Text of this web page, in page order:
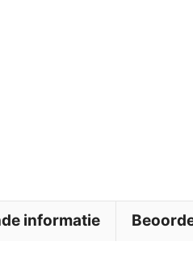
informatie